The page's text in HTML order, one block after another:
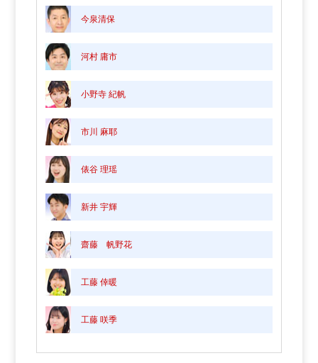
今泉清保
河村 庸市
小野寺 紀帆
市川 麻耶
俵谷 理瑶
新井 宇輝
齋藤 帆野花
工藤 倖暖
工藤 咲季